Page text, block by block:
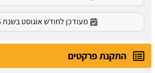
מעודכן לחודש אוגוסט בשנת 2026
התקנת פרקטים